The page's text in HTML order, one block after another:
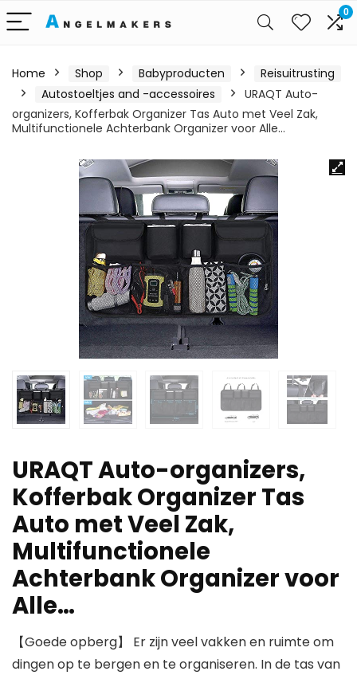
0
Home Shop Babyproducten
Reisuitrusting
Autostoeltjes and -accessoires
URAQT Auto-
organizers, Kofferbak Organizer Tas Auto met Veel Zak,
Multifunctionele Achterbank Organizer voor Alle…
URAQT Auto-organizers,
Kofferbak Organizer Tas
Auto met Veel Zak,
Multifunctionele
Achterbank Organizer voor
Alle…
【Goede opberg】 Er zijn veel vakken en ruimte om
dingen op te bergen en te organiseren. In de tas van